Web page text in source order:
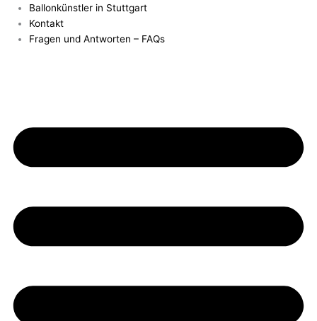
Zum
Inhalt
springen
Ballonkünstler in Stuttgart
Kontakt
Fragen und Antworten – FAQs